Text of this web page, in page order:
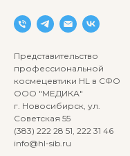
Представительство
профессиональной
космецевтики HL в СФО
ООО "МЕДИКА"
г. Новосибирск, ул.
Советская 55
(383) 222 28 51, 222 31 46
info@hl-sib.ru